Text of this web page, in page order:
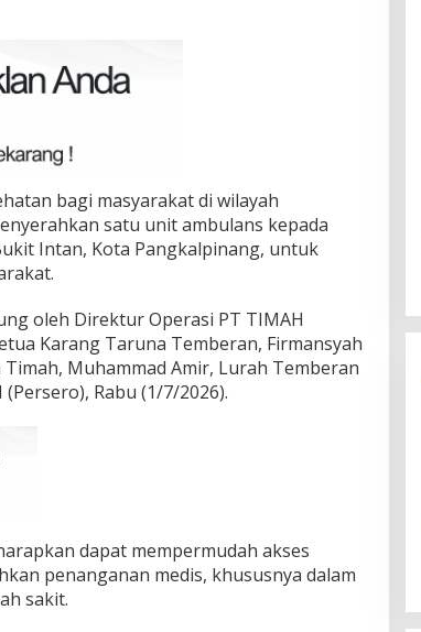
bagi masyarakat di wilayah
satu unit ambulans kepada
Intan, Kota Pangkalpinang, untuk
oleh Direktur Operasi PT TIMAH
Karang Taruna Temberan, Firmansyah
Muhammad Amir, Lurah Temberan
Rabu (1/7/2026).
dapat mempermudah akses
penanganan medis, khususnya dalam
sakit.
Golkar Bangka Selatan
Di Bangka Selatan, Politik | 29/03/2026